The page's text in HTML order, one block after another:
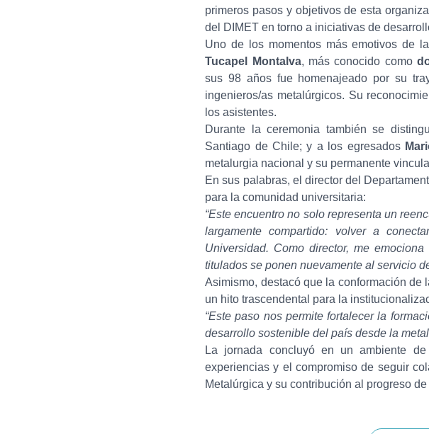
primeros pasos y objetivos de esta
del DIMET en torno a iniciativas de
Uno de los momentos más emotivos de
Tucapel Montalva, más conocido como
sus 98 años fue homenajeado por su
ingenieros/as metalúrgicos. Su
los asistentes.
Durante la ceremonia también se
Santiago de Chile; y a los egresados
metalurgia nacional y su permanente
En sus palabras, el director del
para la comunidad universitaria:
“Este encuentro no solo representa un
largamente compartido: volver a
Universidad. Como director, me
titulados se ponen nuevamente al servicio
Asimismo, destacó que la conformación de
un hito trascendental para la
“Este paso nos permite fortalecer la
desarrollo sostenible del país desde la
La jornada concluyó en un ambiente de
experiencias y el compromiso de seguir
Metalúrgica y su contribución al progreso